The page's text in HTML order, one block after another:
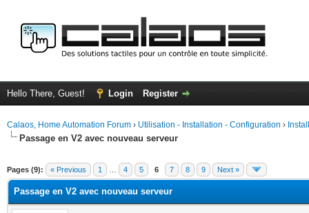
Hello There, Guest! Login Register
Calaos, Home Automation Forum › Utilisation - Installation - Configuration ›
Passage en V2 avec nouveau serveur
Pages (9): « Previous 1 4 5 6 7 8 9 Next »
Passage en V2 avec nouveau serveur